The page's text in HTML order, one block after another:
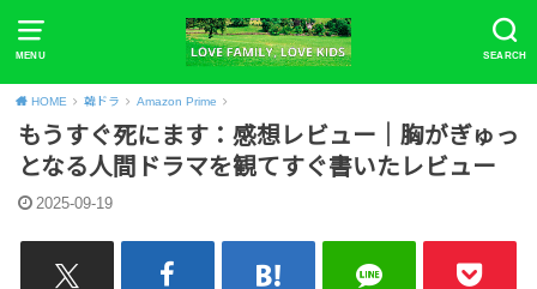
MENU SEARCH
HOME 韓ドラ Amazon Prime
もうすぐ死にます：感想レビュー｜胸がぎゅっ
となる人間ドラマを観てすぐ書いたレビュー
2025-09-19